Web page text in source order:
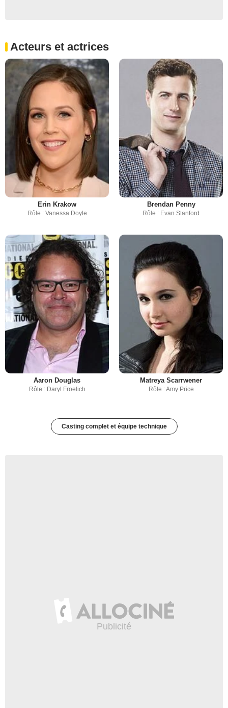
Acteurs et actrices
Erin Krakow
Rôle : Vanessa Doyle
Brendan Penny
Rôle : Evan Stanford
Aaron Douglas
Rôle : Daryl Froelich
Matreya Scarrwener
Rôle : Amy Price
Casting complet et équipe technique